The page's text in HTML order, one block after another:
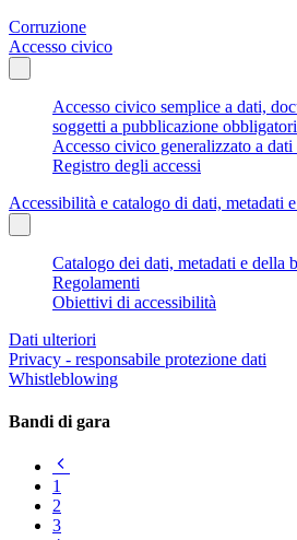
Corruzione
Accesso civico
Accesso civico semplice a dati,
soggetti a pubblicazione
Accesso civico generalizzato a
Registro degli accessi
Accessibilità e catalogo di dati, metadati
Catalogo dei dati, metadati e della
Regolamenti
Obiettivi di accessibilità
Dati ulteriori
Privacy - responsabile protezione dati
Whistleblowing
Bandi di gara
1
2
3